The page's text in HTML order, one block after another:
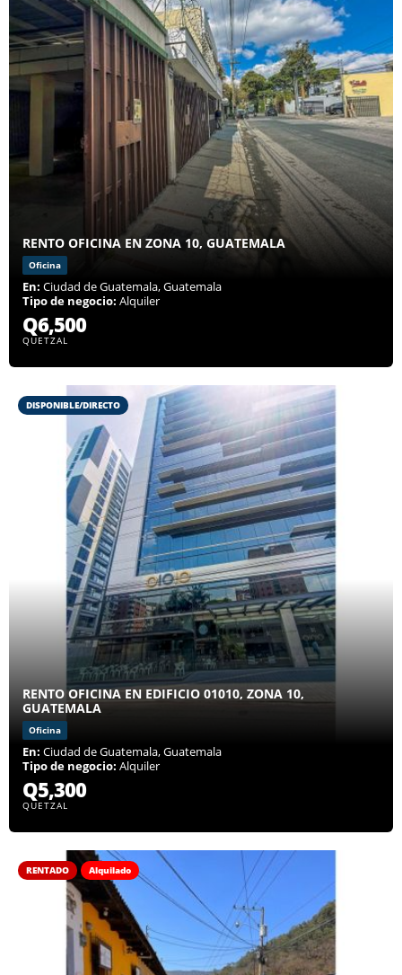
RENTO OFICINA EN ZONA 10, GUATEMALA
Oficina
En: Ciudad de Guatemala, Guatemala
Tipo de negocio: Alquiler
Q6,500
QUETZAL
DISPONIBLE/DIRECTO
RENTO OFICINA EN EDIFICIO 01010, ZONA 10,
GUATEMALA
Oficina
En: Ciudad de Guatemala, Guatemala
Tipo de negocio: Alquiler
Q5,300
QUETZAL
RENTADO Alquilado